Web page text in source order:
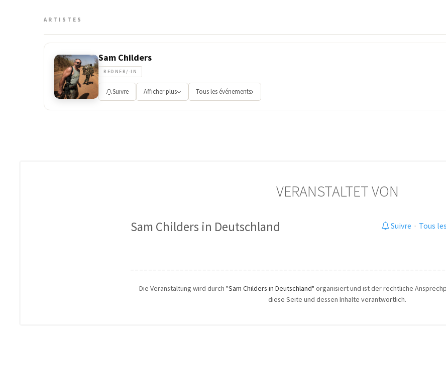
ARTISTES
Sam Childers
REDNER/-IN
Suivre Afficher plus Tous les événements
VERANSTALTET VON
Sam Childers in Deutschland Suivre · Tous
Die Veranstaltung wird durch"Sam Childers in Deutschland" organisiert und ist der rechtliche
diese Seite und dessen Inhalte verantwortlich.